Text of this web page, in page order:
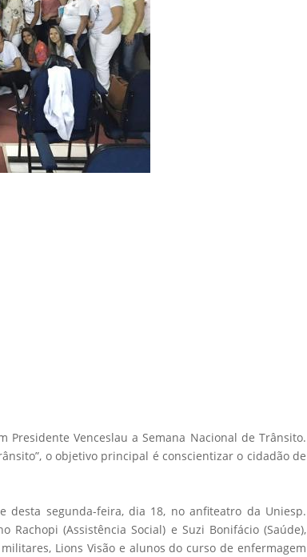
Presidente Venceslau a Semana Nacional de Trânsito.
o objetivo principal é conscientizar o cidadão de
desta segunda-feira, dia 18, no anfiteatro da Uniesp.
Rachopi (Assistência Social) e Suzi Bonifácio (Saúde),
Lions Visão e alunos do curso de enfermagem